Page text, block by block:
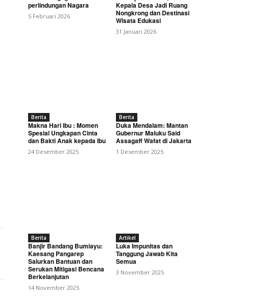
perlindungan Nagara
5 Februari 2026
Kepala Desa Jadi Ruang
Nongkrong dan Destinasi
Wisata Edukasi
31 Januari 2026
Berita
Makna Hari Ibu : Momen
Spesial Ungkapan Cinta
dan Bakti Anak kepada Ibu
24 Desember 2025
Berita
Duka Mendalam: Mantan
Gubernur Maluku Said
Assagaff Wafat di Jakarta
1 Desember 2025
Berita
Banjir Bandang Bumiayu:
Kaesang Pangarep
Salurkan Bantuan dan
Serukan Mitigasi Bencana
Berkelanjutan
14 November 2025
Artikel
Luka Impunitas dan
Tanggung Jawab Kita
Semua
3 November 2025